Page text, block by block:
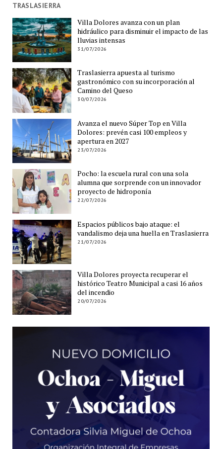
TRASLASIERRA
Villa Dolores avanza con un plan
hidráulico para disminuir el impacto de las
lluvias intensas
31/07/2026
Traslasierra apuesta al turismo
gastronómico con su incorporación al
Camino del Queso
30/07/2026
Avanza el nuevo Súper Top en Villa
Dolores: prevén casi 100 empleos y
apertura en 2027
23/07/2026
Pocho: la escuela rural con una sola
alumna que sorprende con un innovador
proyecto de hidroponía
22/07/2026
Espacios públicos bajo ataque: el
vandalismo deja una huella en Traslasierra
21/07/2026
Villa Dolores proyecta recuperar el
histórico Teatro Municipal a casi 16 años
del incendio
20/07/2026